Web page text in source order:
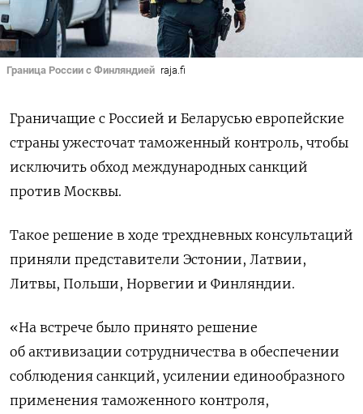
Граница России с Финляндией raja.fi
Граничащие с Россией и Беларусью европейские
страны ужесточат таможенный контроль, чтобы
исключить обход международных санкций
против Москвы.
Такое решение в ходе трехдневных консультаций
приняли представители Эстонии, Латвии,
Литвы, Польши, Норвегии и Финляндии.
«На встрече было принято решение
об активизации сотрудничества в обеспечении
соблюдения санкций, усилении единообразного
применения таможенного контроля,